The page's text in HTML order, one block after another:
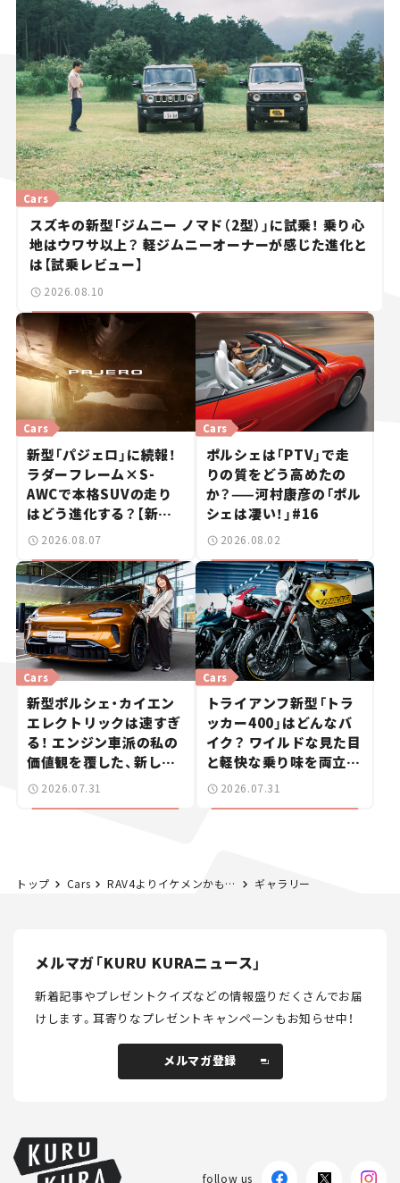
スズキの新型「ジムニー ノマド（2型）」に試乗！ 乗り心
地はウワサ以上？ 軽ジムニーオーナーが感じた進化と
は【試乗レビュー】
Cars
2026.08.10
新型「パジェロ」に続報！
ラダーフレーム×S-
AWCで本格SUVの走り
はどう進化する？【新車
ニュース】
Cars
2026.08.07
ポルシェは「PTV」で走
りの質をどう高めたの
か？——河村康彦の「ポル
シェは凄い！」#16
Cars
2026.08.02
新型ポルシェ・カイエン
エレクトリックは速すぎ
る！ エンジン車派の私の
価値観を覆した、新しい
ポルシェの走り。
Cars
2026.07.31
トライアンフ新型「トラ
ッカー400」はどんなバ
イク？ ワイルドな見た目
と軽快な乗り味を両立し
た400ccフラットトラッ
Cars
2026.07.31
トップ Cars RAV4よりイケメンかも！ トヨタ「カローラ クロス」にカローラ60周年記念の特別仕様車「Z“アドベンチャー”」登場【新車ニュース】 ギャラリー
メルマガ「KURU KURAニュース」
新着記事やプレゼントクイズなどの情報盛りだくさんでお届
けします。耳寄りなプレゼントキャンペーンもお知らせ中！
メルマガ登録
follow us